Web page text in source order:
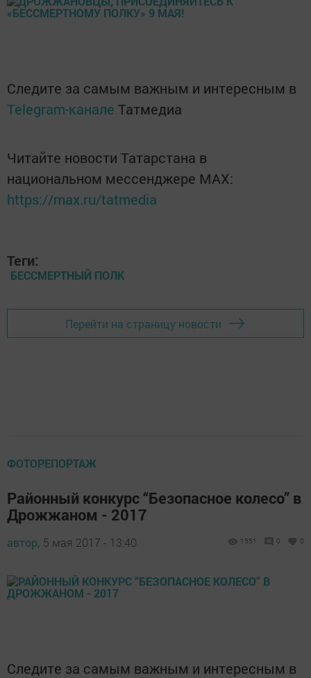
Следите за самым важным и интересным в
Telegram-канале Татмедиа
Читайте новости Татарстана в
национальном мессенджере MАХ:
https://max.ru/tatmedia
Теги:
БЕССМЕРТНЫЙ ПОЛК
Перейти на страницу новости
ФОТОРЕПОРТАЖ
Районный конкурс “Безопасное колесо” в
Дрожжаном - 2017
автор, 5 мая 2017 - 13:40 1551 0 0
Следите за самым важным и интересным в